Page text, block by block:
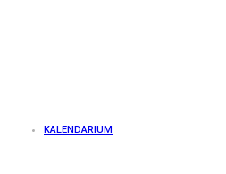
KALENDARIUM